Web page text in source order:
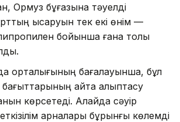
Ормуз бұғазына тәуелді
қысқаруын тек екі өнім —
бойынша ғана толық
орталығының бағалауынша, бұл
қайта қалыптасу
көрсетеді. Алайда сәуір
арналары бұрынғы көлемді